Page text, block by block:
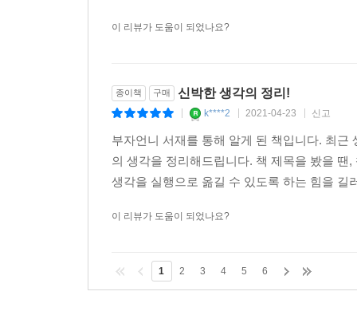
이 리뷰가 도움이 되었나요?
종이책 구매 신박한 생각의 정리!
k****2 2021-04-23 신고
부자언니 서재를 통해 알게 된 책입니다. 최
의 생각을 정리해드립니다. 책 제목을 봤을
생각을 실행으로 옮길 수 있도록 하는 힘을
이 리뷰가 도움이 되었나요?
1 2 3 4 5 6